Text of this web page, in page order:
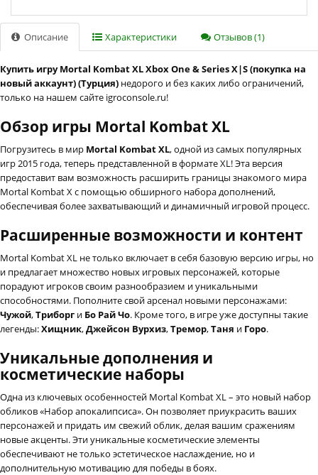
Описание Характеристики Отзывов (1)
Купить игру Mortal Kombat XL Xbox One & Series X|S (покупка на
новый аккаунт) (Турция) недорого и без каких либо ограничений,
только на нашем сайте igroconsole.ru!
Обзор игры Mortal Kombat XL
Погрузитесь в мир Mortal Kombat XL, одной из самых популярных
игр 2015 года, теперь представленной в формате XL! Эта версия
предоставит вам возможность расширить границы знакомого мира
Mortal Kombat X с помощью обширного набора дополнений,
обеспечивая более захватывающий и динамичный игровой процесс.
Расширенные возможности и контент
Mortal Kombat XL не только включает в себя базовую версию игры, но
и предлагает множество новых игровых персонажей, которые
порадуют игроков своим разнообразием и уникальными
способностями. Пополните свой арсенал новыми персонажами:
Чужой,Триборг и Бо Рай Чо. Кроме того, в игре уже доступны такие
легенды:Хищник,Джейсон Вурхиз,Тремор,Таня и Горо.
Уникальные дополнения и
косметические наборы
Одна из ключевых особенностей Mortal Kombat XL – это новый набор
обликов «Набор апокалипсиса». Он позволяет приукрасить ваших
персонажей и придать им свежий облик, делая вашим сражениям
новые акценты. Эти уникальные косметические элементы
обеспечивают не только эстетическое наслаждение, но и
дополнительную мотивацию для победы в боях.